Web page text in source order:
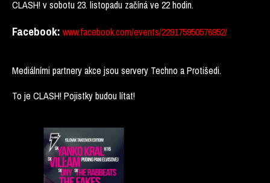
CLASH! v sobotu 23. listopadu začíná ve 22 hodin.
Facebook: www.facebook.com/events/229175950576952/
Mediálními partnery akce jsou servery Techno a Protišedi.
To je CLASH! Pojistky budou lítat!